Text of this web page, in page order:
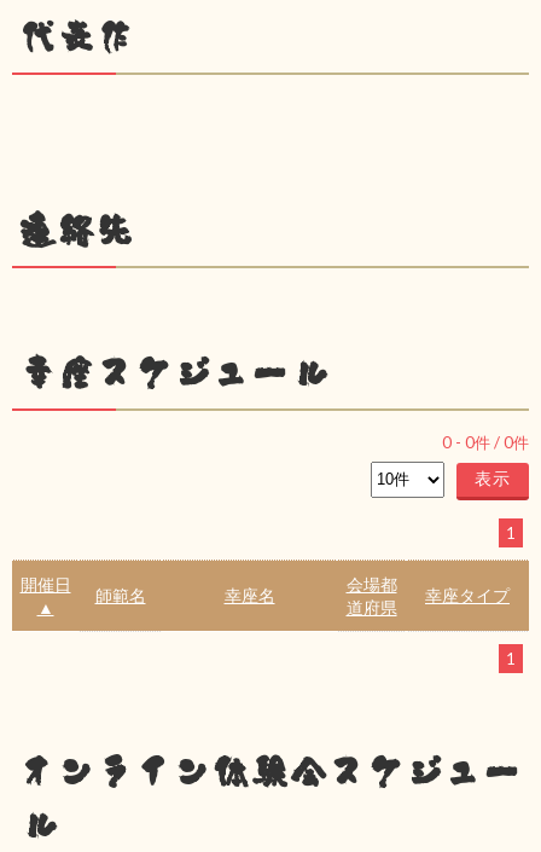
代表作
連絡先
幸座スケジュール
0 - 0件 /0件
1
開催日
▲
師範名 幸座名
会場都
道府県
幸座タイプ
1
オンライン体験会スケジュー
ル